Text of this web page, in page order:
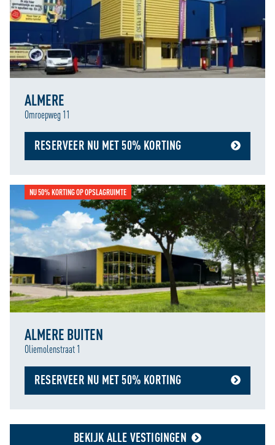
ALMERE
Omroepweg 11
RESERVEER NU MET 50% KORTING
NU 50% KORTING OP OPSLAGRUIMTE
ALMERE BUITEN
Oliemolenstraat 1
RESERVEER NU MET 50% KORTING
BEKIJK ALLE VESTIGINGEN